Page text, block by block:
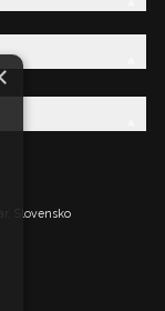
Slovensko